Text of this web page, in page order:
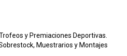
y Premiaciones Deportivas.
Muestrarios y Montajes